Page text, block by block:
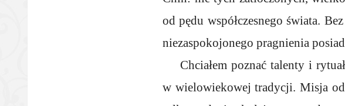
od pędu współczesnego świata.
niezaspokojonego pragnienia
Chciałem poznać talenty i
w wielowiekowej tradycji. Misja